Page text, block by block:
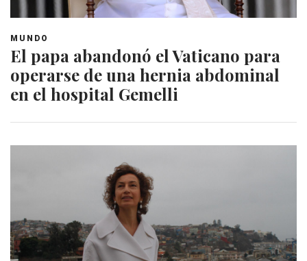
MUNDO
El papa abandonó el Vaticano para
operarse de una hernia abdominal
en el hospital Gemelli